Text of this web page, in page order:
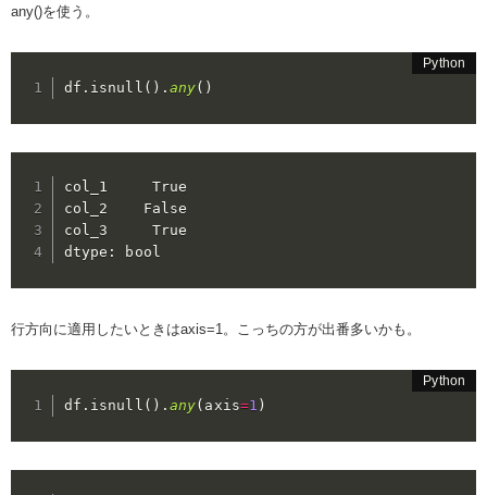
any()を使う。
df . isnull ( ) . any( )
col_1     True
col_2    False
col_3     True
dtype: bool
行方向に適用したいときはaxis=1。こっちの方が出番多いかも。
df . isnull ( ) . any( axis=1 )